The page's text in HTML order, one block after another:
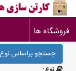
فروشگاه ها
جستجو براساس نوع